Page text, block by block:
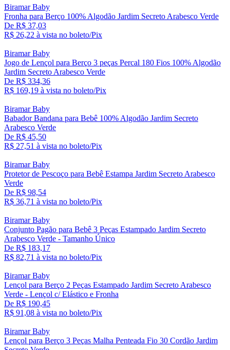
Biramar Baby
Fronha para Berço 100% Algodão Jardim Secreto Arabesco Verde
De R$ 37,03
R$ 26,22 à vista no boleto/Pix
Biramar Baby
Jogo de Lençol para Berço 3 peças Percal 180 Fios 100% Algodão
Jardim Secreto Arabesco Verde
De R$ 334,36
R$ 169,19 à vista no boleto/Pix
Biramar Baby
Babador Bandana para Bebê 100% Algodão Jardim Secreto
Arabesco Verde
De R$ 45,50
R$ 27,51 à vista no boleto/Pix
Biramar Baby
Protetor de Pescoço para Bebê Estampa Jardim Secreto Arabesco
Verde
De R$ 98,54
R$ 36,71 à vista no boleto/Pix
Biramar Baby
Conjunto Pagão para Bebê 3 Peças Estampado Jardim Secreto
Arabesco Verde - Tamanho Único
De R$ 183,17
R$ 82,71 à vista no boleto/Pix
Biramar Baby
Lençol para Berço 2 Peças Estampado Jardim Secreto Arabesco
Verde - Lençol c/ Elástico e Fronha
De R$ 190,45
R$ 91,08 à vista no boleto/Pix
Biramar Baby
Lençol para Berço 3 Peças Malha Penteada Fio 30 Cordão Jardim